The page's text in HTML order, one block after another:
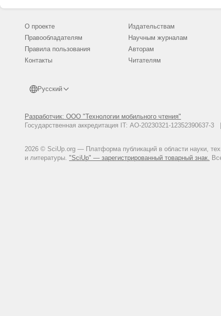
О проекте
Правообладателям
Правила пользования
Контакты
Русский
Разработчик: ООО "Технологии мобильного чтения"
Государственная аккредитация IT: АО-20230321-
2026 © SciUp.org — Платформа публикаций в области науки,
и литературы. "SciUp" — зарегистрированный товарный знак.
Издательствам
Научным журналам
Авторам
Читателям